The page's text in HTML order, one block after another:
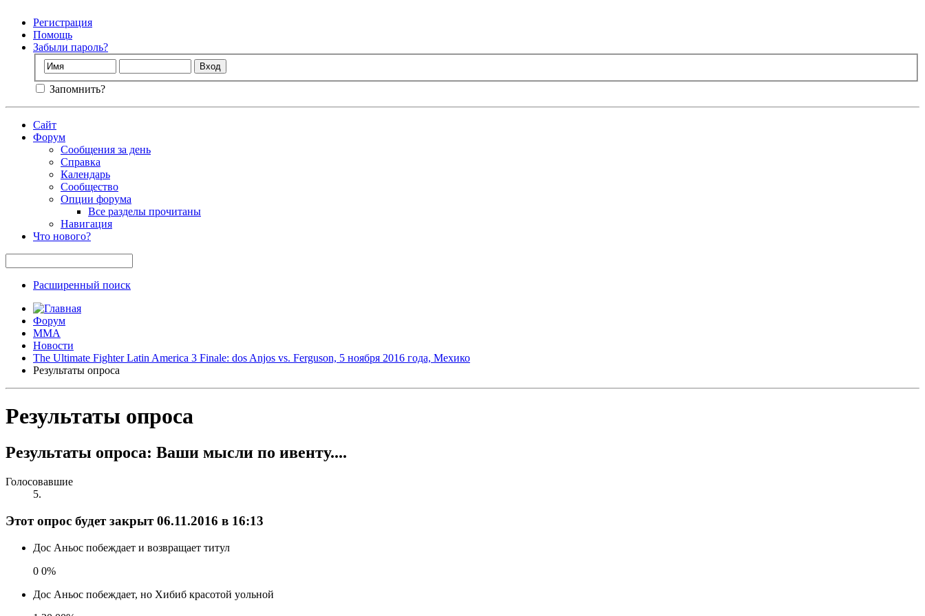
Регистрация
Помощь
Забыли пароль?
Запомнить?
Сайт
Форум
Сообщения за день
Справка
Календарь
Сообщество
Опции форума
Все разделы прочитаны
Навигация
Что нового?
Расширенный поиск
Форум
ММА
Новости
The Ultimate Fighter Latin America 3 Finale: dos Anjos vs. Ferguson, 5 ноября 2016 года, Мехико
Результаты опроса
Результаты опроса
Результаты опроса: Ваши мысли по ивенту....
Голосовавшие
5.
Этот опрос будет закрыт06.11.2016 в 16:13
Дос Аньос побеждает и возвращает титул
0 0%
Дос Аньос побеждает, но Хибиб красотой уольной